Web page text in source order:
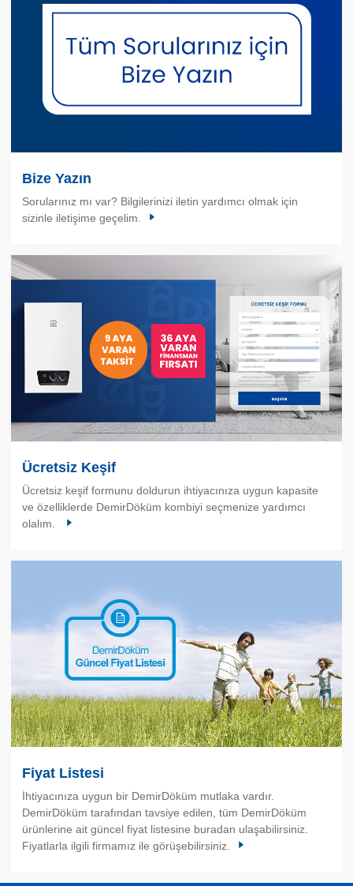
Bize Yazın
Sorularınız mı var? Bilgilerinizi iletin yardımcı olmak için
sizinle iletişime geçelim.
Ücretsiz Keşif
Ücretsiz keşif formunu doldurun ihtiyacınıza uygun kapasite
ve özelliklerde DemirDöküm kombiyi seçmenize yardımcı
olalım.
Fiyat Listesi
İhtiyacınıza uygun bir DemirDöküm mutlaka vardır.
DemirDöküm tarafından tavsiye edilen, tüm DemirDöküm
ürünlerine ait güncel fiyat listesine buradan ulaşabilirsiniz.
Fiyatlarla ilgili firmamız ile görüşebilirsiniz.